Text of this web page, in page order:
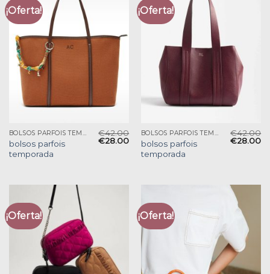
¡Oferta!
BOLSOS PARFOIS TEMPORADA
bolsos parfois
temporada
€42.00
€28.00
¡Oferta!
BOLSOS PARFOIS TEMPORADA
bolsos parfois
temporada
€42.00
€28.00
¡Oferta! ¡Oferta!